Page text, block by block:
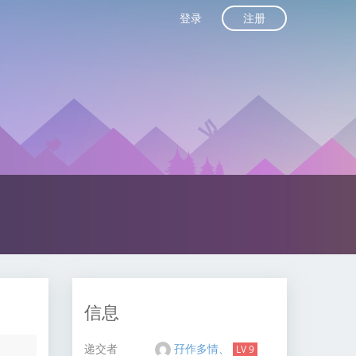
登录 注册
信息
递交者 孖作多情、 LV 9